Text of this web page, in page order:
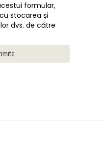
formular,
stocarea și
dvs. de către